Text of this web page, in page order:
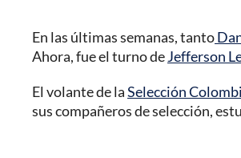
En las últimas semanas, tanto
Ahora, fue el turno deJefferson
El volante de laSelección
sus compañeros de selección,